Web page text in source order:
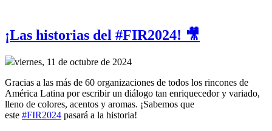
¡Las historias del #FIR2024! 🎥
viernes, 11 de octubre de 2024
Gracias a las más de 60 organizaciones de todos los rincones de
América Latina por escribir un diálogo tan enriquecedor y variado,
lleno de colores, acentos y aromas. ¡Sabemos que
este #FIR2024 pasará a la historia!